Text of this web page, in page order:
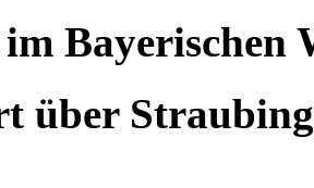
Bayerischen
über